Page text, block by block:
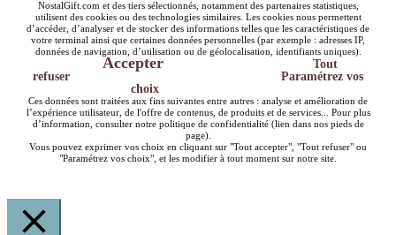
NostalGift.com et des tiers sélectionnés, notamment des partenaires statistiques,
utilisent des cookies ou des technologies similaires. Les cookies nous permettent
d’accéder, d’analyser et de stocker des informations telles que les caractéristiques de
votre terminal ainsi que certaines données personnelles (par exemple : adresses IP,
données de navigation, d’utilisation ou de géolocalisation, identifiants uniques).
Accepter
Tout
refuser
Paramétrez vos
choix
Ces données sont traitées aux fins suivantes entre autres : analyse et amélioration de
l’expérience utilisateur, de l'offre de contenus, de produits et de services... Pour plus
d’information, consulter notre politique de confidentialité (lien dans nos pieds de
page).
Vous pouvez exprimer vos choix en cliquant sur "Tout accepter", "Tout refuser" ou
"Paramétrez vos choix", et les modifier à tout moment sur notre site.